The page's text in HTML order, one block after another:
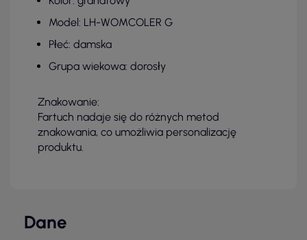
Model: LH-WOMCOLER G
Płeć: damska
Grupa wiekowa: dorosły
Znakowanie:
Fartuch nadaje się do różnych metod
znakowania, co umożliwia personalizację
produktu.
Dane